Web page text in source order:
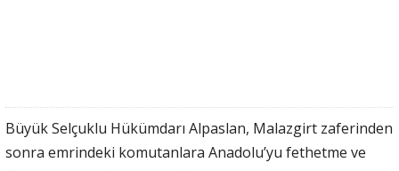
Büyük Selçuklu Hükümdarı Alpaslan, Malazgirt zaferinden
sonra emrindeki komutanlara Anadolu’yu fethetme ve